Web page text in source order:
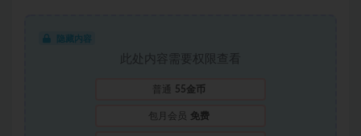
隐藏内容
此处内容需要权限查看
普通 55金币
包月会员 免费